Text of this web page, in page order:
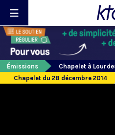
Émissions
Chapelet à
Chapelet du 28 décembre 2014